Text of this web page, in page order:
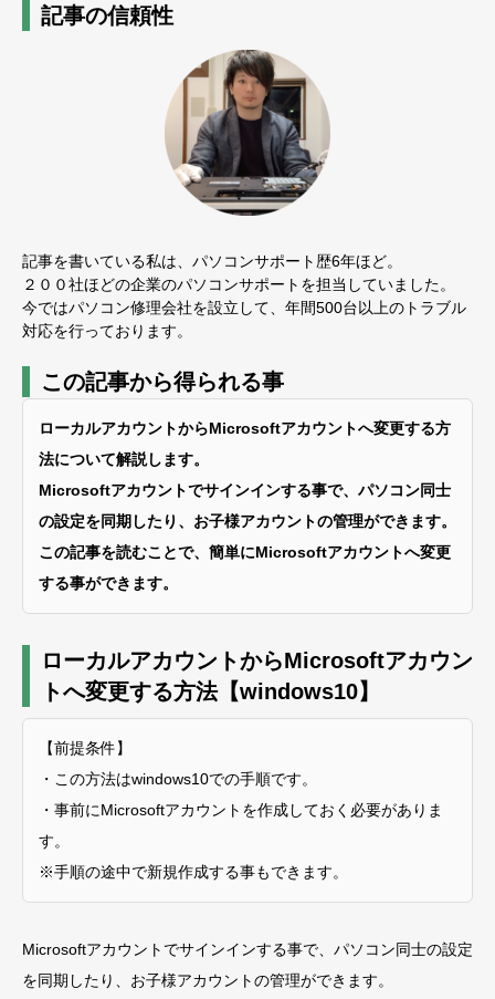
記事の信頼性
記事を書いている私は、パソコンサポート歴6年ほど。
２００社ほどの企業のパソコンサポートを担当していました。
今ではパソコン修理会社を設立して、年間500台以上のトラブル
対応を行っております。
この記事から得られる事
ローカルアカウントからMicrosoftアカウントへ変更する方
法について解説します。
Microsoftアカウントでサインインする事で、パソコン同士
の設定を同期したり、お子様アカウントの管理ができます。
この記事を読むことで、簡単にMicrosoftアカウントへ変更
する事ができます。
ローカルアカウントからMicrosoftアカウン
トへ変更する方法【windows10】
【前提条件】
・この方法はwindows10での手順です。
・事前にMicrosoftアカウントを作成しておく必要がありま
す。
※手順の途中で新規作成する事もできます。
Microsoftアカウントでサインインする事で、パソコン同士の設定
を同期したり、お子様アカウントの管理ができます。